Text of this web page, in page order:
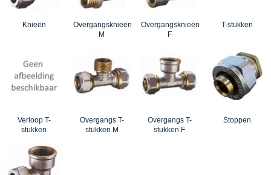
Knieën
Overgangsknieën
M
Overgangsknieën
F
T-stukken
Verloop T-
stukken
Overgangs T-
stukken M
Overgangs T-
stukken F
Stoppen